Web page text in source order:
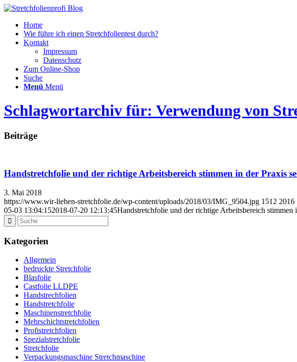
Home
Wie führe ich einen Stretchfolientest durch?
Kontakt
Impressum
Datenschutz
Zum Online-Shop
Suche
Menü Menü
Schlagwortarchiv für: Verwendung von
Beiträge
Handstretchfolie und der richtige Arbeitsbereich stimmen in der Praxis
3. Mai 2018
https://www.wir-lieben-stretchfolie.de/wp-content/uploads/2018/03/IMG_9504.jpg 1512 2016
05-03 13:04:152018-07-20 12:13:45Handstretchfolie und der richtige Arbeitsbereich stimmen
Kategorien
Allgemein
bedruckte Stretchfolie
Blasfolie
Castfolie LLDPE
Handstrechfolien
Handstretchfolie
Maschinenstretchfolie
Mehrschichtstretchfolien
Profistretchfolien
Spezialstretchfolie
Stretchfolie
Verpackungsmaschine Stretchmaschine